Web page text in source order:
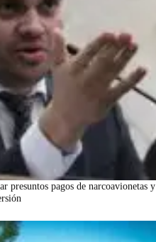
presuntos pagos de narcoavionetas y